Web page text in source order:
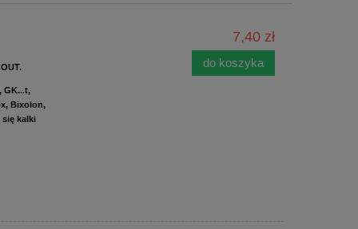
GK...t,
Bixolon,
się kalki
7,40 zł
do koszyka